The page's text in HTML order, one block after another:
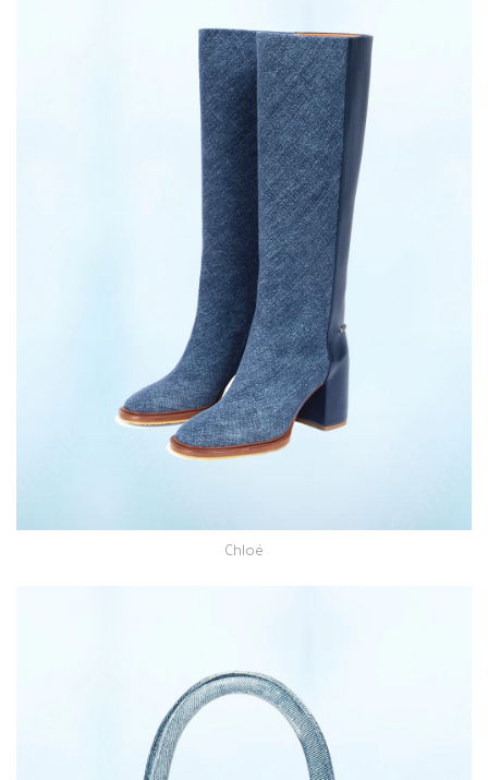
Chloé